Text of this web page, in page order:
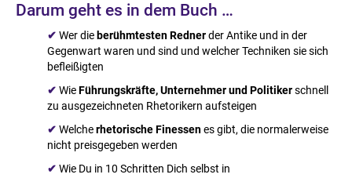
Darum geht es in dem Buch …
✔ Wer die berühmtesten Rednerder Antike und in der
Gegenwart waren und sind und welcher Techniken sie sich
befleißigten
✔ WieFührungskräfte, Unternehmer und Politikerschnell
zu ausgezeichneten Rhetorikern aufsteigen
✔ Welcherhetorische Finessenes gibt, die normalerweise
nicht preisgegeben werden
✔ Wie Du in 10 Schritten Dich selbst in